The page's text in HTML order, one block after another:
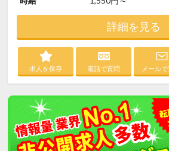
詳細を見る
求人を保存 電話で質問 メール